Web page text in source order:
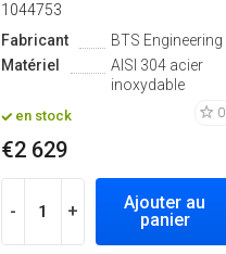
1044753
Fabricant
BTS Engineering
Matériel
AISI 304 acier
inoxydable
en stock 0
€2 629
- +
Ajouter au
panier